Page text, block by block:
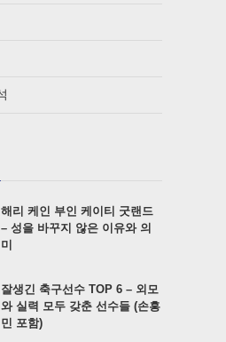
해리 케인 부인 케이티 굿랜드
– 성을 바꾸지 않은 이유와 의
미
잘생긴 축구선수 TOP 6 – 외모
와 실력 모두 갖춘 선수들 (손흥
민 포함)